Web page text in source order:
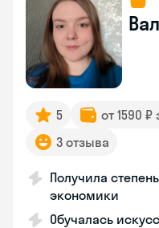
5 от 1590 ₽
3 отзыва
Получила
экономики
Обучалась